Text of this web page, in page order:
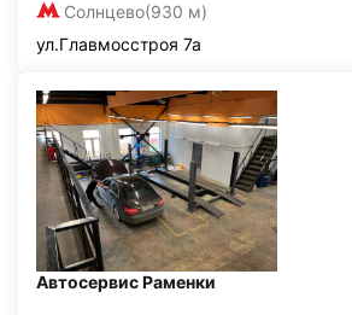
Солнцево(930 м)
ул.Главмосстроя 7а
Автосервис Раменки